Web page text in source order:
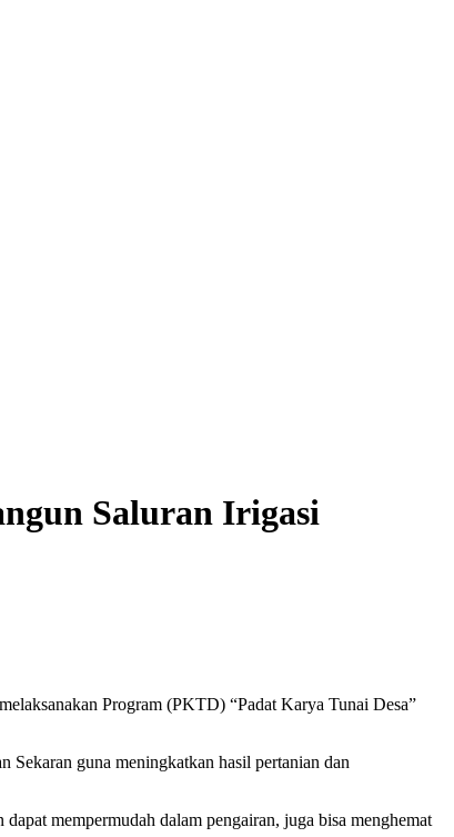
Saluran Irigasi
Program (PKTD) “Padat Karya Tunai Desa”
Sekaran guna meningkatkan hasil pertanian dan
mempermudah dalam pengairan, juga bisa menghemat